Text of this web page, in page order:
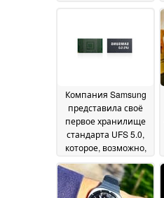
Компания Samsung
представила своё
первое хранилище
стандарта UFS 5.0,
которое, возможно,
модели « Galaxy
S27»23 June 2026